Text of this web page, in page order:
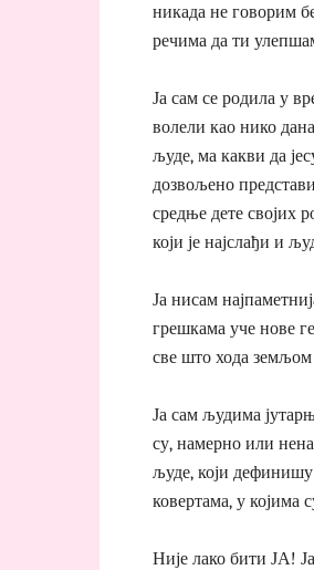
никада не говорим
речима да ти
Ја сам се родила у
волели као нико
људе, ма какви да
дозвољено
средње дете својих
који је најслађи и
Ја нисам
грешкама уче нове
све што хода
Ја сам људима
су, намерно или
људе, који дефинишу
ковертама, у којима
Није лако бити ЈА!